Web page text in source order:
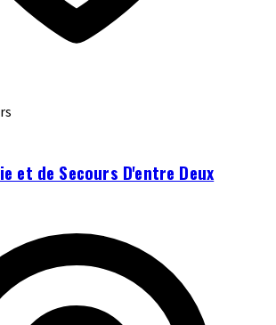
et de Secours D'entre Deux